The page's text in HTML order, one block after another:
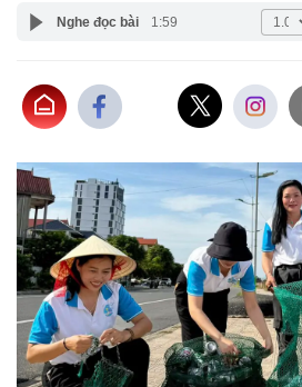
Nghe đọc bài 1:59